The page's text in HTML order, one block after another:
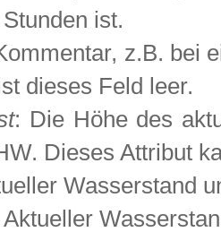
ist.
z.B. bei
dieses Feld leer.
: Die Höhe des
Dieses Attribut
Wasserstand
Aktueller